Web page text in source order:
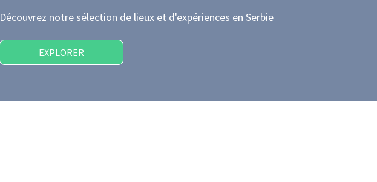
Découvrez notre sélection de lieux et d'expériences en Serbie
EXPLORER